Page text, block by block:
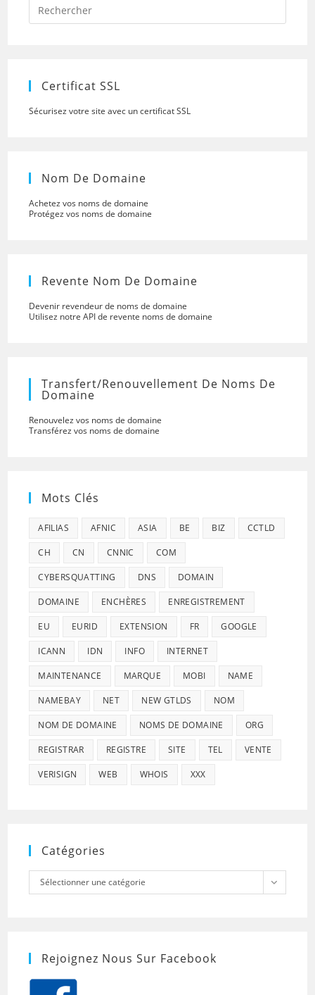
to
Certificat SSL
Sécurisez votre site avec un certificat SSL
Nom De Domaine
Achetez vos noms de domaine
Protégez vos noms de domaine
Revente Nom De Domaine
Devenir revendeur de noms de domaine
Utilisez notre API de revente noms de domaine
Transfert/renouvellement De Noms De
Domaine
Renouvelez vos noms de domaine
Transférez vos noms de domaine
Mots Clés
AFILIAS AFNIC ASIA BE BIZ CCTLD
CH CN CNNIC COM
CYBERSQUATTING DNS DOMAIN
DOMAINE ENCHÈRES ENREGISTREMENT
EU EURID EXTENSION FR GOOGLE
ICANN IDN INFO INTERNET
MAINTENANCE MARQUE MOBI NAME
NAMEBAY NET NEW GTLDS NOM
NOM DE DOMAINE NOMS DE DOMAINE ORG
REGISTRAR REGISTRE SITE TEL VENTE
VERISIGN WEB WHOIS XXX
Catégories
Catégories
Sélectionner une catégorie
Rejoignez Nous Sur Facebook